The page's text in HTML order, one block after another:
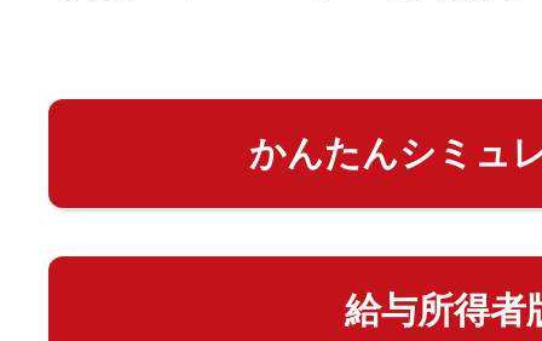
かんたんシミュ
給与所得者